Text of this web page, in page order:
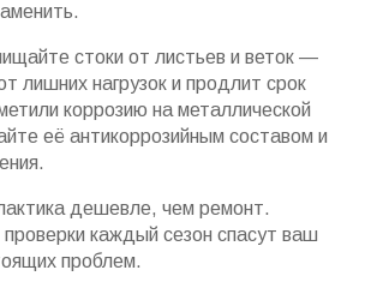
стоки от листьев и веток —
лишних нагрузок и продлит срок
коррозию на металлической
её антикоррозийным составом и
дешевле, чем ремонт.
проверки каждый сезон спасут ваш
проблем.